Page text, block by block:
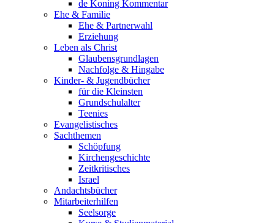
de Koning Kommentar
Ehe & Familie
Ehe & Partnerwahl
Erziehung
Leben als Christ
Glaubensgrundlagen
Nachfolge & Hingabe
Kinder- & Jugendbücher
für die Kleinsten
Grundschulalter
Teenies
Evangelistisches
Sachthemen
Schöpfung
Kirchengeschichte
Zeitkritisches
Israel
Andachtsbücher
Mitarbeiterhilfen
Seelsorge